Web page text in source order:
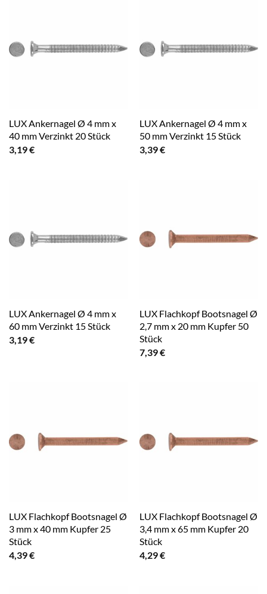
LUX Ankernagel Ø 4 mm x
40 mm Verzinkt 20 Stück
3,19€
LUX Ankernagel Ø 4 mm x
50 mm Verzinkt 15 Stück
3,39€
LUX Ankernagel Ø 4 mm x
60 mm Verzinkt 15 Stück
3,19€
LUX Flachkopf Bootsnagel Ø
2,7 mm x 20 mm Kupfer 50
Stück
7,39€
LUX Flachkopf Bootsnagel Ø
3 mm x 40 mm Kupfer 25
Stück
4,39€
LUX Flachkopf Bootsnagel Ø
3,4 mm x 65 mm Kupfer 20
Stück
4,29€